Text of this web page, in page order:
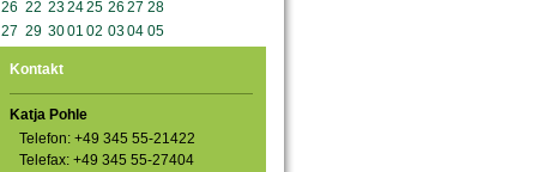
26 22 232425 26 27 28
27 29 3001 02 0304 05
Kontakt
Katja Pohle
Telefon: +49 345 55-21422
Telefax: +49 345 55-27404